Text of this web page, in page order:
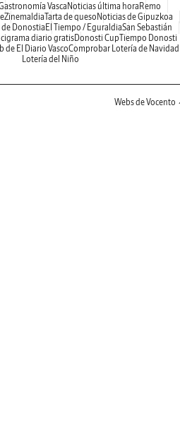
Vasca Noticias última hora Remo
ZinemaldiaTarta de queso Noticias de Gipuzkoa
DonostiaEl Tiempo / EguraldiaSan Sebastián
diario gratisDonosti CupTiempo Donosti
de El Diario VascoComprobar Lotería de Navidad
Lotería del Niño
Webs de Vocento